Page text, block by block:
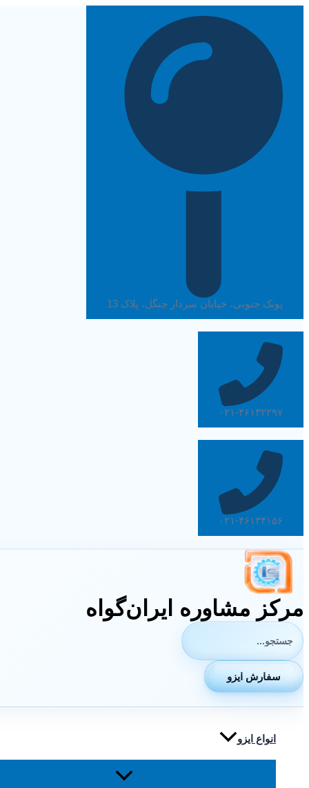
پونک جنوبی، خیابان سردار جنگل، پلاک 13
۰۲۱-۴۶۱۳۲۲۹۷
۰۲۱-۴۶۱۳۴۱۵۶
مرکز مشاوره ایران‌گواه
جستجوی:
سفارش ایزو
انواع ایزو